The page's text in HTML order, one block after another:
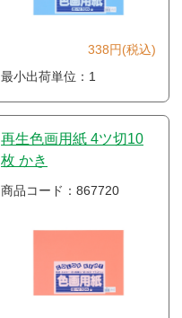
338円(税込)
最小出荷単位：1
再生色画用紙 4ツ切10
枚 かき
商品コード：867720